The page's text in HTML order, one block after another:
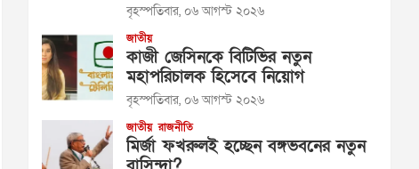
বৃহস্পতিবার, ০৬ আগস্ট ২০২৬
জাতীয়
কাজী জেসিনকে বিটিভির নতুন
মহাপরিচালক হিসেবে নিয়োগ
বৃহস্পতিবার, ০৬ আগস্ট ২০২৬
জাতীয় রাজনীতি
মির্জা ফখরুলই হচ্ছেন বঙ্গভবনের নতুন